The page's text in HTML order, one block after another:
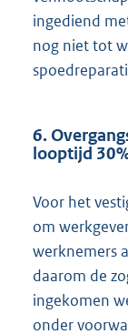
ingediend
nog niet tot
6.
looptijd
Voor het
om
werknemers
daarom de
ingekomen
onder